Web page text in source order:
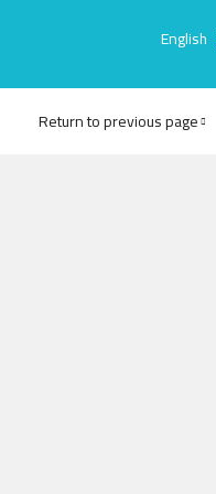
English
Return to previous page